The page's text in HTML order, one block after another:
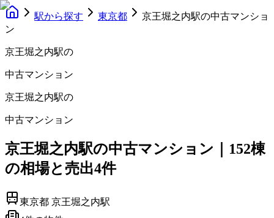
駅から探す 東京都
京王堀之内駅の中古マンショ
ン
京王堀之内駅の
中古マンション
京王堀之内駅の
中古マンション
京王堀之内駅の中古マンション｜152棟
の相場と売出4件
東京都 京王堀之内駅